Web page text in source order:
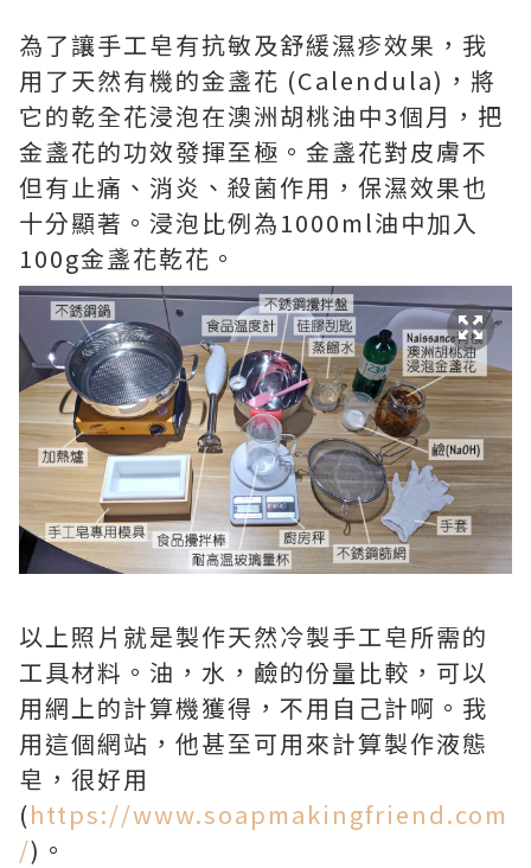
為了讓手工皂有抗敏及舒緩濕疹效果，我
用了天然有機的金盞花 (Calendula)，將
它的乾全花浸泡在澳洲胡桃油中3個月，把
金盞花的功效發揮至極。金盞花對皮膚不
但有止痛、消炎、殺菌作用，保濕效果也
十分顯著。浸泡比例為1000ml油中加入
100g金盞花乾花。
以上照片就是製作天然冷製手工皂所需的
工具材料。油，水，鹼的份量比較，可以
用網上的計算機獲得，不用自己計啊。我
用這個網站，他甚至可用來計算製作液態
皂，很好用
(https://www.soapmakingfriend.com
/)。